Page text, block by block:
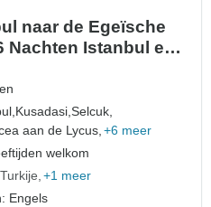
naar de Egeïsche
Nachten Istanbul en
Kusadasi,Selcuk,
aan de Lycus, +6 meer
welkom
+1 meer
Engels